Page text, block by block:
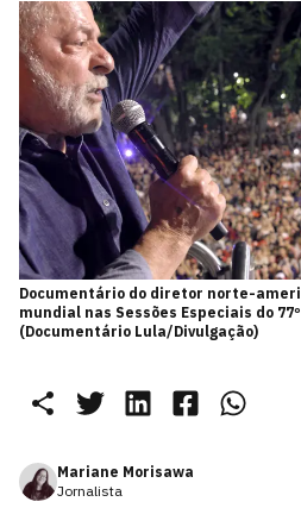
Documentário do diretor norte-
mundial nas Sessões Especiais do
(Documentário Lula/Divulgação)
Mariane Morisawa
Jornalista